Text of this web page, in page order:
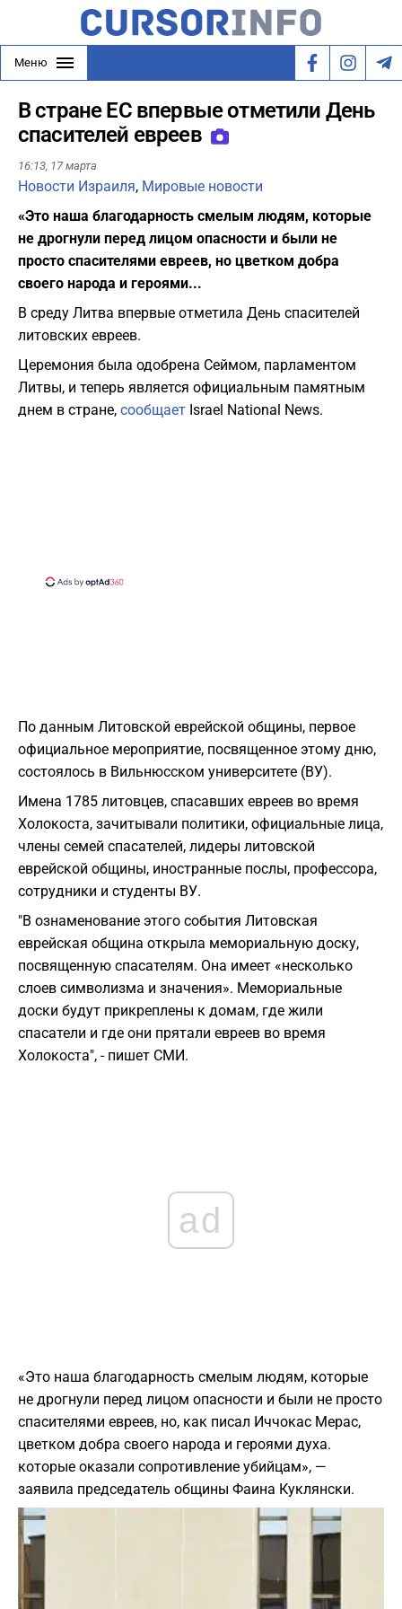
Меню
В стране ЕС впервые отметили День
спасителей евреев
16:13, 17 марта
Новости Израиля, Мировые новости
«Это наша благодарность смелым людям, которые
не дрогнули перед лицом опасности и были не
просто спасителями евреев, но цветком добра
своего народа и героями...
В среду Литва впервые отметила День спасителей
литовских евреев.
Церемония была одобрена Сеймом, парламентом
Литвы, и теперь является официальным памятным
днем ​​в стране, сообщает Israel National News.
По данным Литовской еврейской общины, первое
официальное мероприятие, посвященное этому дню,
состоялось в Вильнюсском университете (ВУ).
Имена 1785 литовцев, спасавших евреев во время
Холокоста, зачитывали политики, официальные лица,
члены семей спасателей, лидеры литовской
еврейской общины, иностранные послы, профессора,
сотрудники и студенты ВУ.
"В ознаменование этого события Литовская
еврейская община открыла мемориальную доску,
посвященную спасателям. Она имеет «несколько
слоев символизма и значения». Мемориальные
доски будут прикреплены к домам, где жили
спасатели и где они прятали евреев во время
Холокоста", - пишет СМИ.
ad
«Это наша благодарность смелым людям, которые
не дрогнули перед лицом опасности и были не просто
спасителями евреев, но, как писал Иччокас Мерас,
цветком добра своего народа и героями духа.
которые оказали сопротивление убийцам», —
заявила председатель общины Фаина Куклянски.